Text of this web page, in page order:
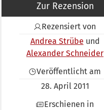
Zur Rezension
Rezensiert von
Andrea Strübe
Alexander Schneider
Veröffentlicht am
28. April 2011
Erschienen in